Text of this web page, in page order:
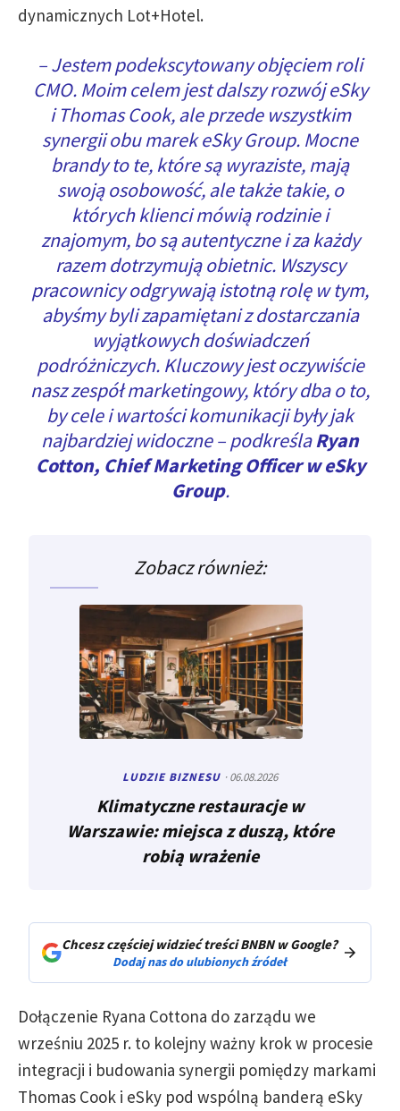
dynamicznych Lot+Hotel.
–Jestem podekscytowany objęciem roli
CMO. Moim celem jest dalszy rozwój eSky
i Thomas Cook, ale przede wszystkim
synergii obu marek eSky Group. Mocne
brandy to te, które są wyraziste, mają
swoją osobowość, ale także takie, o
których klienci mówią rodzinie i
znajomym, bo są autentyczne i za każdy
razem dotrzymują obietnic. Wszyscy
pracownicy odgrywają istotną rolę w tym,
abyśmy byli zapamiętani z dostarczania
wyjątkowych doświadczeń
podróżniczych. Kluczowy jest oczywiście
nasz zespół marketingowy, który dba o to,
by cele i wartości komunikacji były jak
najbardziej widoczne– podkreślaRyan
Cotton, Chief Marketing Officer w eSky
Group.
Zobacz również:
LUDZIE BIZNESU · 06.08.2026
Klimatyczne restauracje w
Warszawie: miejsca z duszą, które
robią wrażenie
Chcesz częściej widzieć treści BNBN w Google?
Dodaj nas do ulubionych źródeł
Dołączenie Ryana Cottona do zarządu we
wrześniu 2025 r. to kolejny ważny krok w procesie
integracji i budowania synergii pomiędzy markami
Thomas Cook i eSky pod wspólną banderą eSky